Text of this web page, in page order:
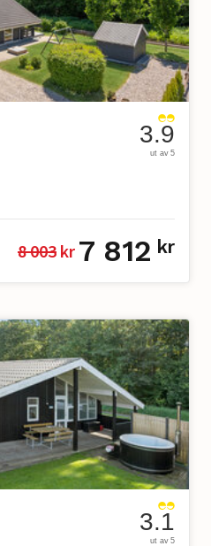
3.9
ut av 5
8 003 kr 7 812 kr
3.1
ut av 5